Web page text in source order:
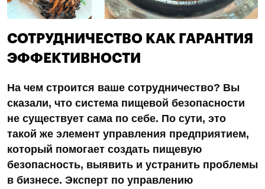
СОТРУДНИЧЕСТВО КАК ГАРАНТИЯ
ЭФФЕКТИВНОСТИ
На чем строится ваше сотрудничество? Вы
сказали, что система пищевой безопасности
не существует сама по себе. По сути, это
такой же элемент управления предприятием,
который помогает создать пищевую
безопасность, выявить и устранить проблемы
в бизнесе. Эксперт по управлению